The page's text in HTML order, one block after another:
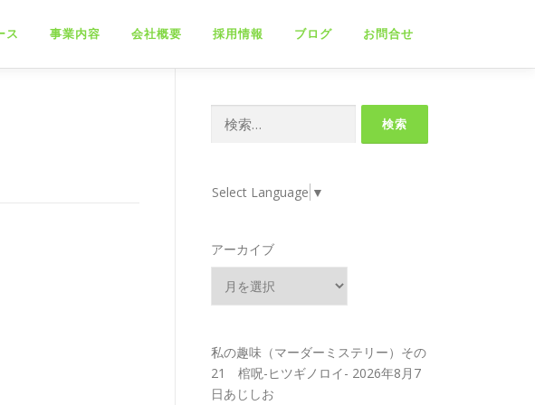
ス 事業内容 会社概要 採用情報 ブログ お問合せ
Select Language ▼
アーカイブ
私の趣味（マーダーミステリー）その
21 棺呪-ヒツギノロイ- 2026年8月7
日あじしお